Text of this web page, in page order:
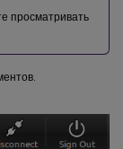
просматривать